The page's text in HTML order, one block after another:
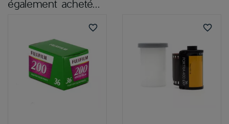
également acheté...
favorite_border favorite_border